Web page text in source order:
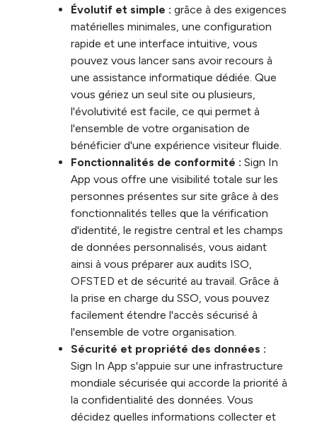
Évolutif et simple : grâce à des exigences
matérielles minimales, une configuration
rapide et une interface intuitive, vous
pouvez vous lancer sans avoir recours à
une assistance informatique dédiée. Que
vous gériez un seul site ou plusieurs,
l'évolutivité est facile, ce qui permet à
l'ensemble de votre organisation de
bénéficier d'une expérience visiteur fluide.
Fonctionnalités de conformité : Sign In
App vous offre une visibilité totale sur les
personnes présentes sur site grâce à des
fonctionnalités telles que la vérification
d'identité, le registre central et les champs
de données personnalisés, vous aidant
ainsi à vous préparer aux audits ISO,
OFSTED et de sécurité au travail. Grâce à
la prise en charge du SSO, vous pouvez
facilement étendre l'accès sécurisé à
l'ensemble de votre organisation.
Sécurité et propriété des données :
Sign In App s'appuie sur une infrastructure
mondiale sécurisée qui accorde la priorité à
la confidentialité des données. Vous
décidez quelles informations collecter et